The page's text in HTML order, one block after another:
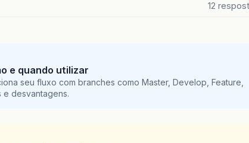
12
e quando utilizar
seu fluxo com branches como Master, Develop, Feature,
e desvantagens.